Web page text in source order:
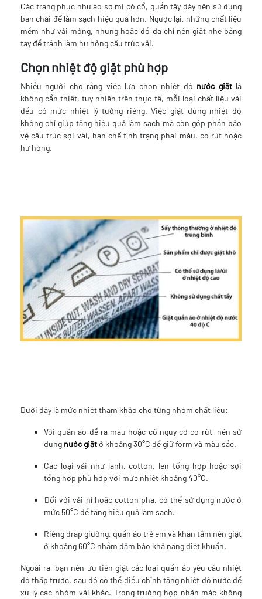
Các trang phục như áo sơ mi có cổ, quần tây dày nên sử dụng
bàn chải để làm sạch hiệu quả hơn. Ngược lại, những chất liệu
mềm như vải mỏng, nhung hoặc đồ da chỉ nên giặt nhẹ bằng
tay để tránh làm hư hỏng cấu trúc vải.
Chọn nhiệt độ giặt phù hợp
Nhiều người cho rằng việc lựa chọn nhiệt độ nước giặtlà
không cần thiết, tuy nhiên trên thực tế, mỗi loại chất liệu vải
đều có mức nhiệt lý tưởng riêng. Việc giặt đúng nhiệt độ
không chỉ giúp tăng hiệu quả làm sạch mà còn góp phần bảo
vệ cấu trúc sợi vải, hạn chế tình trạng phai màu, co rút hoặc
hư hỏng.
Dưới đây là mức nhiệt tham khảo cho từng nhóm chất liệu:
Với quần áo dễ ra màu hoặc có nguy cơ co rút, nên sử
dụng nước giặtở khoảng 30°C để giữ form và màu sắc.
Các loại vải như lanh, cotton, len tổng hợp hoặc sợi
tổng hợp phù hợp với mức nhiệt khoảng 40°C.
Đối với vải nỉ hoặc cotton pha, có thể sử dụng nước ở
mức 50°C để tăng hiệu quả làm sạch.
Riêng drap giường, quần áo trẻ em và khăn tắm nên giặt
ở khoảng 60°C nhằm đảm bảo khả năng diệt khuẩn.
Ngoài ra, bạn nên ưu tiên giặt các loại quần áo yêu cầu nhiệt
độ thấp trước, sau đó có thể điều chỉnh tăng nhiệt độ nước để
xử lý các nhóm vải khác. Trong trường hợp nhãn mác không